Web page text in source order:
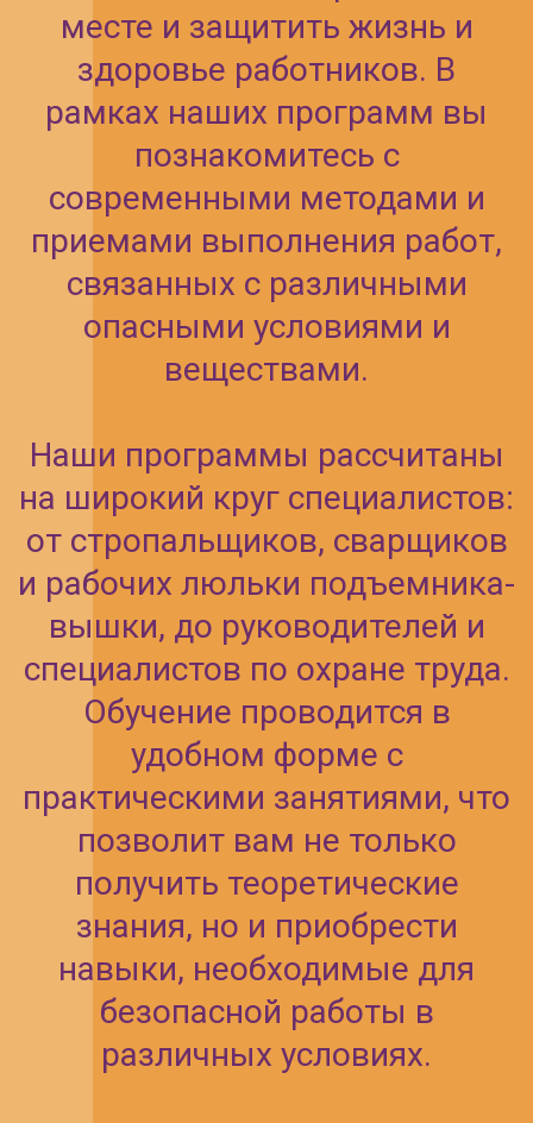
удобном форме с
практическими занятиями, что
позволит вам не только
получить теоретические
знания, но и приобрести
навыки, необходимые для
безопасной работы в
различных условиях.
Обеспечьте свою безопасность
и безопасность ваших коллег —
выбирайте наши курсы и
будьте уверены в своих
Актуализируйте знания,
чтобы сохранять
здоровье, жизни